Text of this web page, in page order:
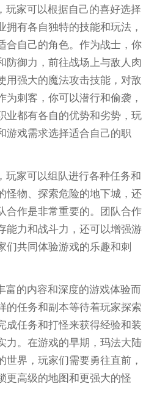
玩家可以根据自己的喜好选择
拥有各自独特的技能和玩法，
合自己的角色。作为战士，你
防御力，前往战场上与敌人肉
用强大的魔法攻击技能，对敌
为刺客，你可以潜行和偷袭，
业都有各自的优势和劣势，玩
游戏需求选择适合自己的职
玩家可以组队进行各种任务和
怪物、探索危险的地下城，还
合作是非常重要的。团队合作
能力和战斗力，还可以增强游
们共同体验游戏的乐趣和刺
富的内容和深度的游戏体验而
的任务和副本等待着玩家探索
成任务和打怪来获得经验和装
力。在游戏的早期，玛法大陆
世界，玩家们需要勇往直前，
更高级的地图和更强大的怪